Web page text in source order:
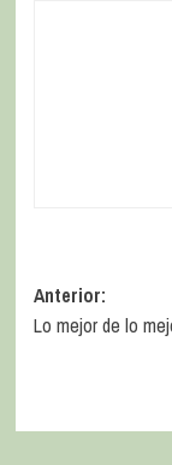
Anterior:
Lo mejor de lo